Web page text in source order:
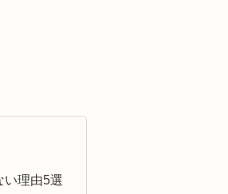
い理由5選